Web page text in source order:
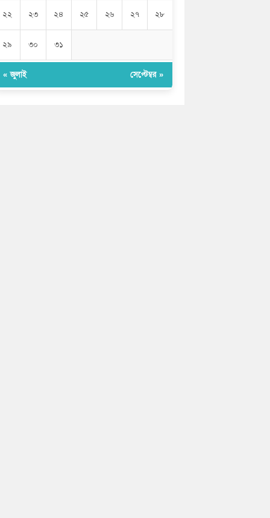
২২ ২৩ ২৪ ২৫ ২৬ ২৭ ২৮
২৯ ৩০ ৩১
« জুলাই সেপ্টেম্বর »